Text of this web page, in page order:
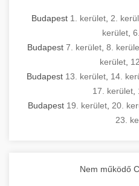
Budapest 1. kerület 2.
kerület
Budapest 7. kerület, 8.
kerület
Budapest 13. kerület 14.
17. kerület
Budapest 19. kerület 20.
23.
Nem működő